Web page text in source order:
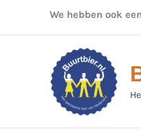
We hebben ook